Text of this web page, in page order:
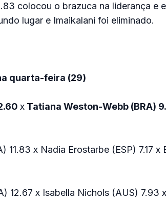
colocou o brazuca na liderança e
lugar e Imaikalani foi eliminado.
quarta-feira (29)
xTatiana Weston-Webb (BRA)
11.83 x Nadia Erostarbe (ESP) 7.17
12.67 x Isabella Nichols (AUS) 7.93